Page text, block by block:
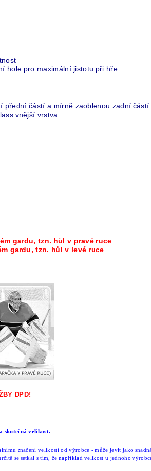
hole pro maximální jistotu při hře
přední částí a mírně zaoblenou zadní částí
vnější vrstva
gardu, tzn. hůl v pravé ruce
gardu, tzn. hůl v levé ruce
DPD!
skutečná velikost.
značení velikostí od výrobce - může jevit jako
se setkal s tím, že například velikost u jednoho